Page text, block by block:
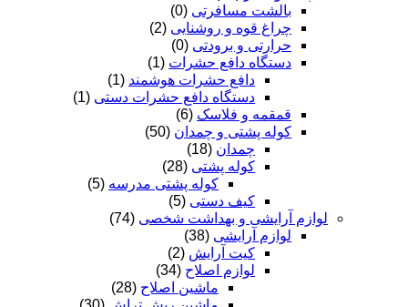
بالشت مسافرتی (0)
چراغ قوه و روشنایی (2)
حرارتی و برودتی (0)
دستگاه دافع حشرات (1)
دافع حشرات هوشمند (1)
دستگاه دافع حشرات دستی (1)
قمقمه و فلاسک (6)
کوله پشتی و چمدان (50)
چمدان (18)
کوله پشتی (28)
کوله پشتی مدرسه (5)
کیف دستی (5)
لوازم آرایشی و بهداشت شخصی (74)
لوازم آرایشی (38)
کیت آرایش (2)
لوازم اصلاح (34)
ماشین اصلاح (28)